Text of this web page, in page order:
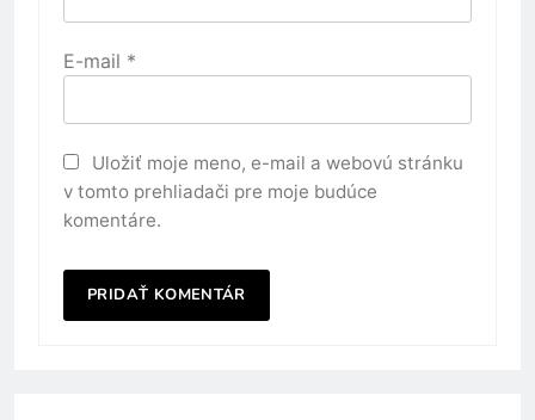
E-mail *
Uložiť moje meno, e-mail a webovú stránku
v tomto prehliadači pre moje budúce
komentáre.